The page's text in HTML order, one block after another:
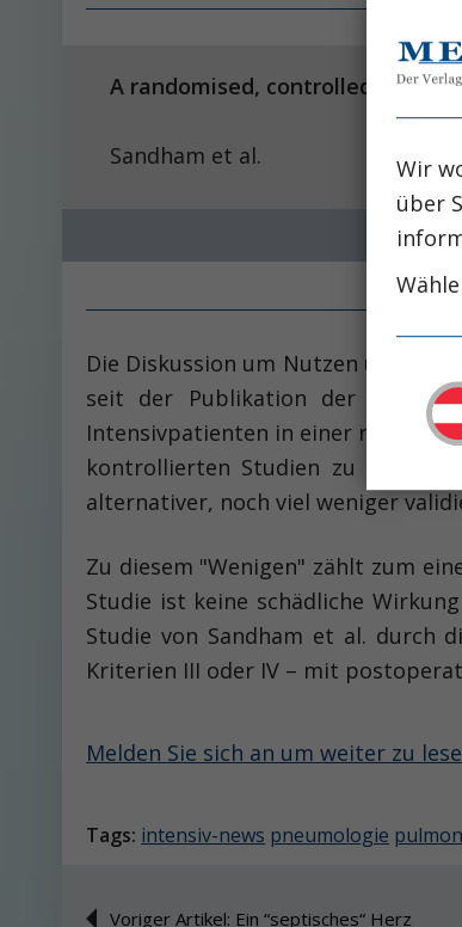
A randomised, controlled trial of
Sandham
Die Diskussion um Nutzen und
seit der Publikation der
Intensivpatienten in einer
kontrollierten Studien zu diesem
alternativer, noch viel weniger
Zu diesem "Wenigen" zählt zum
Studie ist keine schädliche
Studie von Sandham et al. durch
Kriterien III oder IV – mit
Melden Sie sich an um weiter zu
Tags: intensiv-news pneumologie
Voriger Artikel: Ein “septisches“ Herz
Wir
über